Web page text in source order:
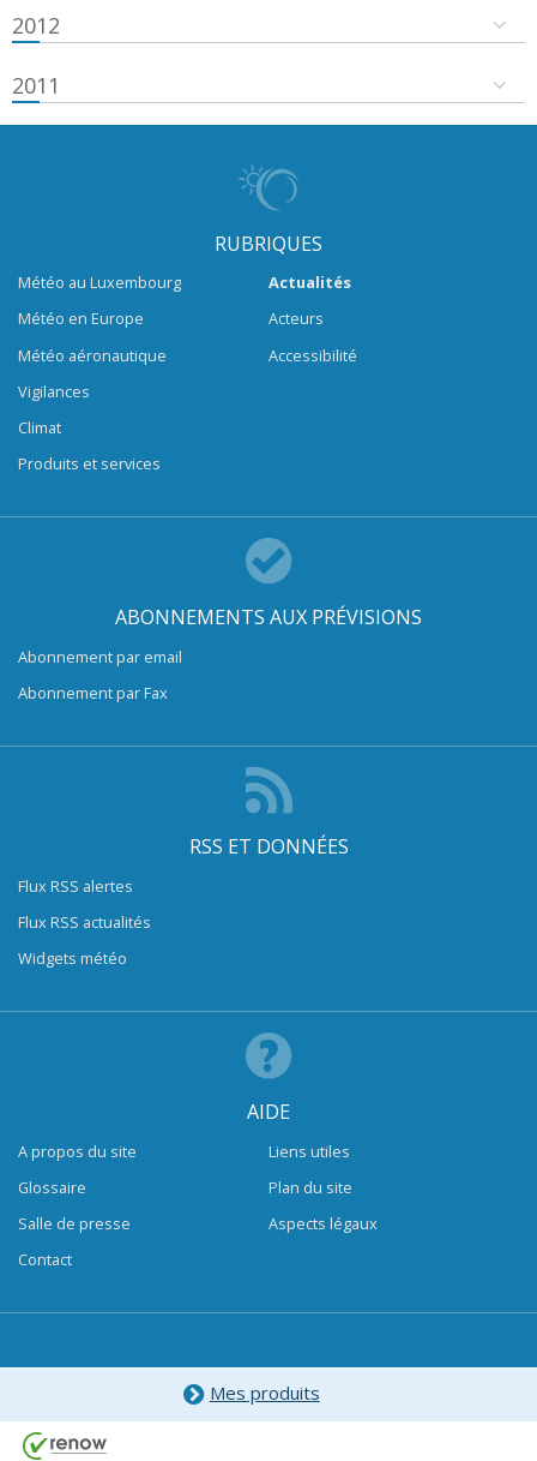
2012
2011
RUBRIQUES
Météo au Luxembourg
Météo en Europe
Météo aéronautique
Vigilances
Climat
Produits et services
Actualités
Acteurs
Accessibilité
ABONNEMENTS AUX PRÉVISIONS
Abonnement par email
Abonnement par Fax
RSS ET DONNÉES
Flux RSS alertes
Flux RSS actualités
Widgets météo
AIDE
A propos du site
Glossaire
Salle de presse
Contact
Liens utiles
Plan du site
Aspects légaux
Mes produits